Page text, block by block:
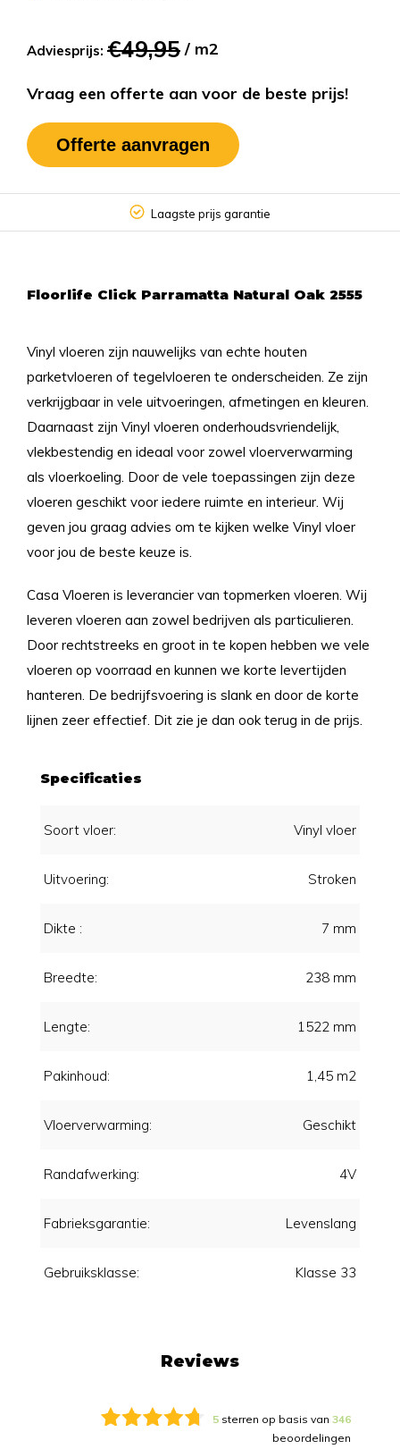
Adviesprijs: €49,95 / m2
Vraag een offerte aan voor de beste prijs!
Offerte aanvragen
Laagste prijs garantie
Floorlife Click Parramatta Natural Oak 2555
Vinyl vloeren zijn nauwelijks van echte houten
parketvloeren of tegelvloeren te onderscheiden. Ze zijn
verkrijgbaar in vele uitvoeringen, afmetingen en kleuren.
Daarnaast zijn Vinyl vloeren onderhoudsvriendelijk,
vlekbestendig en ideaal voor zowel vloerverwarming
als vloerkoeling. Door de vele toepassingen zijn deze
vloeren geschikt voor iedere ruimte en interieur. Wij
geven jou graag advies om te kijken welke Vinyl vloer
voor jou de beste keuze is.
Casa Vloeren is leverancier van topmerken vloeren. Wij
leveren vloeren aan zowel bedrijven als particulieren.
Door rechtstreeks en groot in te kopen hebben we vele
vloeren op voorraad en kunnen we korte levertijden
hanteren. De bedrijfsvoering is slank en door de korte
lijnen zeer effectief. Dit zie je dan ook terug in de prijs.
Specificaties
Soort vloer: Vinyl vloer
Uitvoering: Stroken
Dikte : 7 mm
Breedte: 238 mm
Lengte: 1522 mm
Pakinhoud: 1,45 m2
Vloerverwarming: Geschikt
Randafwerking: 4V
Fabrieksgarantie: Levenslang
Gebruiksklasse: Klasse 33
Reviews
5 sterren op basis van 346
beoordelingen